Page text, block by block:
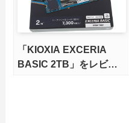
「KIOXIA EXCERIA
BASIC 2TB」をレビュ